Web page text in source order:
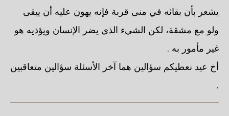
يشعر بأن بقائه في منى قربة فإنه يهون عليه أن يبقى
ولو مع مشقة، لكن الشيء الذي يضر الإنسان ويؤذيه هو
غير مأمور به .
أخ عيد نعطيكم سؤالين هما آخر الأسئلة سؤالين متعاقبين
.